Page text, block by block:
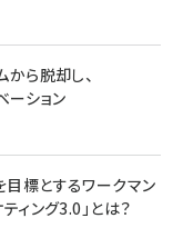
ら脱却し、
ーション
目標とするワークマン
ィング3.0」とは？